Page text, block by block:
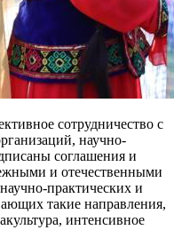
сотрудничество с
научно-
соглашения и
и отечественными
практических и
такие направления,
интенсивное